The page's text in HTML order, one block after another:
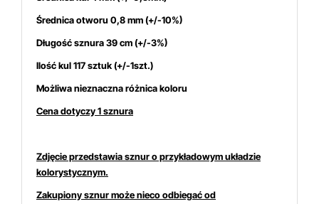
Średnica otworu 0,8 mm (+/-10%)
Długość sznura 39 cm (+/-3%)
Ilość kul 117 sztuk (+/-1szt.)
Możliwa nieznaczna różnica koloru
Cena dotyczy 1 sznura
Zdjęcie przedstawia sznur o przykładowym układzie
kolorystycznym.
Zakupiony sznur może nieco odbiegać od